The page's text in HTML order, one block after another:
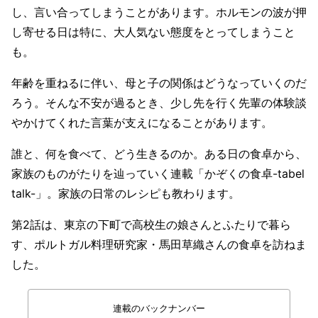
し、言い合ってしまうことがあります。ホルモンの波が押
し寄せる日は特に、大人気ない態度をとってしまうこと
も。
年齢を重ねるに伴い、母と子の関係はどうなっていくのだ
ろう。そんな不安が過るとき、少し先を行く先輩の体験談
やかけてくれた言葉が支えになることがあります。
誰と、何を食べて、どう生きるのか。ある日の食卓から、
家族のものがたりを辿っていく連載「かぞくの食卓-tabel
talk-」。家族の日常のレシピも教わります。
第2話は、東京の下町で高校生の娘さんとふたりで暮ら
す、ポルトガル料理研究家・馬田草織さんの食卓を訪ねま
した。
連載のバックナンバー